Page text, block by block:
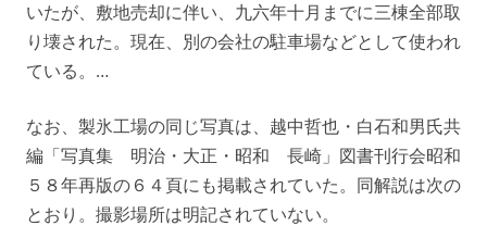
いたが、敷地売却に伴い、九六年十月までに三棟全部取
り壊された。現在、別の会社の駐車場などとして使われ
ている。…
なお、製氷工場の同じ写真は、越中哲也・白石和男氏共
編「写真集 明治・大正・昭和 長崎」図書刊行会昭和
５８年再版の６４頁にも掲載されていた。同解説は次の
とおり。撮影場所は明記されていない。